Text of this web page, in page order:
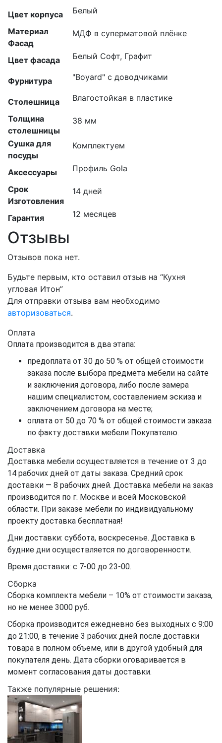
Цвет корпуса Белый
Материал
Фасад
МДФ в суперматовой плёнке
Цвет фасада Белый Софт, Графит
Фурнитура "Boyard" с доводчиками
Столешница Влагостойкая в пластике
Толщина
столешницы
38 мм
Сушка для
посуды
Комплектуем
Аксессуары Профиль Gola
Срок
Изготовления
14 дней
Гарантия 12 месяцев
Отзывы
Отзывов пока нет.
Будьте первым, кто оставил отзыв на “Кухня
угловая Итон”
Для отправки отзыва вам необходимо
авторизоваться.
Оплата
Оплата производится в два этапа:
предоплата от 30 до 50 % от общей стоимости
заказа после выбора предмета мебели на сайте
и заключения договора, либо после замера
нашим специалистом, составлением эскиза и
заключением договора на месте;
оплата от 50 до 70 % от общей стоимости заказа
по факту доставки мебели Покупателю.
Доставка
Доставка мебели осуществляется в течение от 3 до
14 рабочих дней от даты заказа. Средний срок
доставки — 8 рабочих дней. Доставка мебели на заказ
производится по г. Москве и всей Московской
области. При заказе мебели по индивидуальному
проекту доставка бесплатная!
Дни доставки: суббота, воскресенье. Доставка в
будние дни осуществляется по договоренности.
Время доставки: с 7-00 до 23-00.
Сборка
Сборка комплекта мебели – 10% от стоимости заказа,
но не менее 3000 руб.
Сборка производится ежедневно без выходных с 9:00
до 21:00, в течение 3 рабочих дней после доставки
товара в полном объеме, или в другой удобный для
покупателя день. Дата сборки оговаривается в
момент согласования даты доставки.
Также популярные решения: